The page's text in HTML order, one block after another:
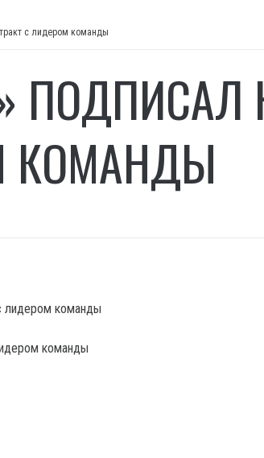
с лидером команды
ПОДПИСАЛ
КОМАНДЫ
команды